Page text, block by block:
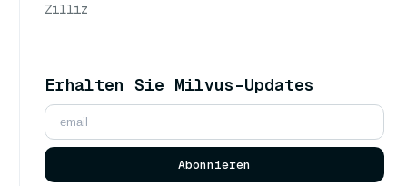
Zilliz
Erhalten Sie Milvus-Updates
Abonnieren